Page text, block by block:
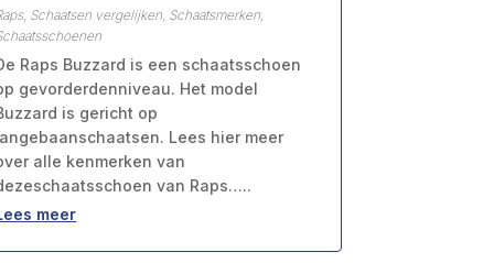
, Schaatsen vergelijken, Schaatsmerken,
Raps Buzzard is een schaatsschoen
gevorderdenniveau. Het model
is gericht op
Lees hier meer
alle kenmerken van
van Raps…..
meer